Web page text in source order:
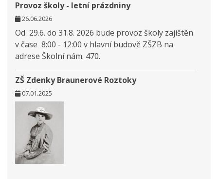
Provoz školy - letní prázdniny
26.06.2026
Od 29.6. do 31.8. 2026 bude provoz školy zajištěn
v čase 8:00 - 12:00 v hlavní budově ZŠZB na
adrese Školní nám. 470.
ZŠ Zdenky Braunerové Roztoky
07.01.2025